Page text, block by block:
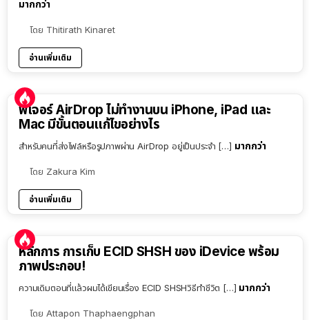
มากกว่า
โดย Thitirath Kinaret
อ่านเพิ่มเติม
ฟีเจอร์ AirDrop ไม่ทำงานบน iPhone, iPad และ
Mac มีขั้นตอนแก้ไขอย่างไร
สำหรับคนที่ส่งไฟล์หรือรูปภาพผ่าน AirDrop อยู่เป็นประจำ […] มากกว่า
โดย Zakura Kim
อ่านเพิ่มเติม
หลักการ การเก็บ ECID SHSH ของ iDevice พร้อม
ภาพประกอบ!
ความเดิมตอนที่แล้วผมได้เขียนเรื่อง ECID SHSHวิธีทำชีวิต […] มากกว่า
โดย Attapon Thaphaengphan